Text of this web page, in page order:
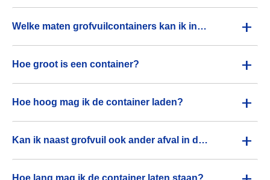
Welke maten grofvuilcontainers kan ik in Den Haag huren? +
Hoe groot is een container? +
Hoe hoog mag ik de container laden? +
Kan ik naast grofvuil ook ander afval in de container kwijt in Den Haag? +